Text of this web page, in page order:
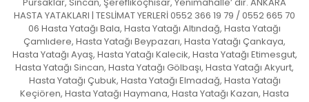
HASTA YATAKLARI | TESLİMAT YERLERİ 0552 366 19 79 / 0552 665 70
06 Hasta Yatağı Bala, Hasta Yatağı Altındağ, Hasta Yatağı
Çamlıdere, Hasta Yatağı Beypazarı, Hasta Yatağı Çankaya,
Hasta Yatağı Ayaş, Hasta Yatağı Kalecik, Hasta Yatağı Etimesgut,
Hasta Yatağı Sincan, Hasta Yatağı Gölbaşı, Hasta Yatağı Akyurt,
Hasta Yatağı Çubuk, Hasta Yatağı Elmadağ, Hasta Yatağı
Keçiören, Hasta Yatağı Haymana, Hasta Yatağı Kazan, Hasta